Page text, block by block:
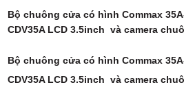
Bộ chuông cửa có hình Commax
CDV35A LCD 3.5inch và camera
Bộ chuông cửa có hình Commax
CDV35A LCD 3.5inch và camera